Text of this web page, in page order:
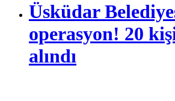
Üsküdar
operasyon! 20
alındı